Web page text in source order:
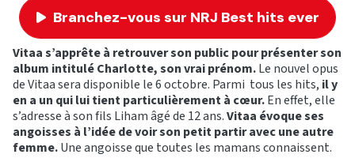
Branchez-vous sur NRJ Best hits ever
Vitaa s’apprête à retrouver son public pour présenter son
album intitulé Charlotte, son vrai prénom.Le nouvel opus
de Vitaa sera disponible le 6 octobre. Parmi tous les hits, il y
en a un qui lui tient particulièrement à cœur.En effet, elle
s’adresse à son fils Liham âgé de 12 ans.Vitaa évoque ses
angoisses à l’idée de voir son petit partir avec une autre
femme.Une angoisse que toutes les mamans connaissent.